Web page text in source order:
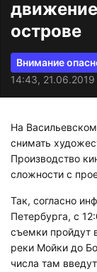
острове
Внимание
14:43, 21.06.2019
На
снимать
Производство
сложности с
Так, согласно
Петербурга, с
съемки пройдут
реки Мойки до
числа там